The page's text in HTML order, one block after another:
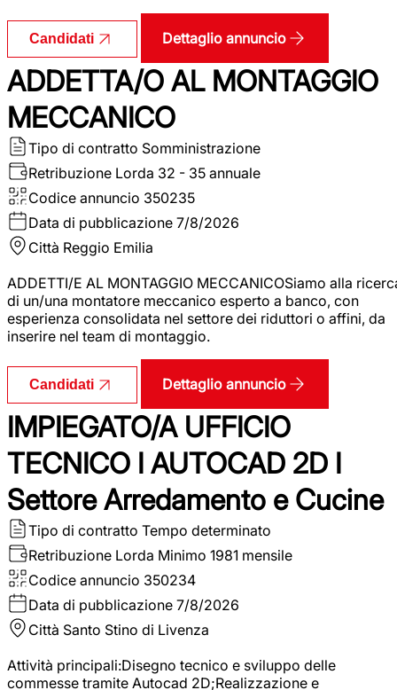
Candidati Dettaglio annuncio
ADDETTA/O AL MONTAGGIO
MECCANICO
Tipo di contratto Somministrazione
Retribuzione Lorda 32 - 35 annuale
Codice annuncio 350235
Data di pubblicazione 7/8/2026
Città Reggio Emilia
ADDETTI/E AL MONTAGGIO MECCANICOSiamo alla
di un/una montatore meccanico esperto a banco, con
esperienza consolidata nel settore dei riduttori o affini, da
inserire nel team di montaggio.
Candidati Dettaglio annuncio
IMPIEGATO/A UFFICIO
TECNICO I AUTOCAD 2D I
Settore Arredamento e Cucine
Tipo di contratto Tempo determinato
Retribuzione Lorda Minimo 1981 mensile
Codice annuncio 350234
Data di pubblicazione 7/8/2026
Città Santo Stino di Livenza
Attività principali:Disegno tecnico e sviluppo delle
commesse tramite Autocad 2D;Realizzazione e